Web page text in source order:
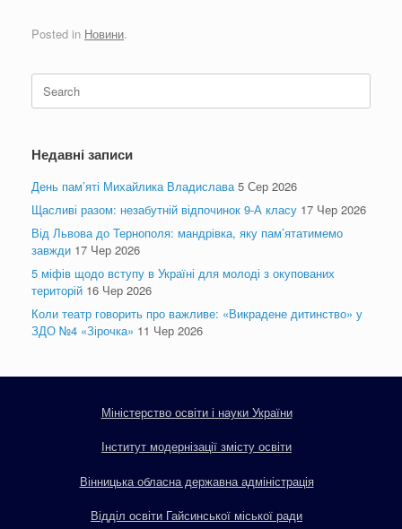
Posted in Новини.
Search
for:
Недавні записи
День пам’яті Михайлика Владислава 5 Сер 2026
Щасливі разом: незабутній відпочинок 9-А класу 17 Чер 2026
Від Львова до Тернополя: мандрівка, яку пам’ятатимемо
завжди 17 Чер 2026
5 міфів щодо вступу в Україні для молоді з окупованих
територій 16 Чер 2026
Коли театр говорить про важливе: «Викрадене дитинство» у
ЗДО №4 «Зірочка» 11 Чер 2026
Міністерство освіти і науки України
Інститут модернізації змісту освіти
Вінницька обласна державна адміністрація
Відділ освіти Гайсинської міської ради